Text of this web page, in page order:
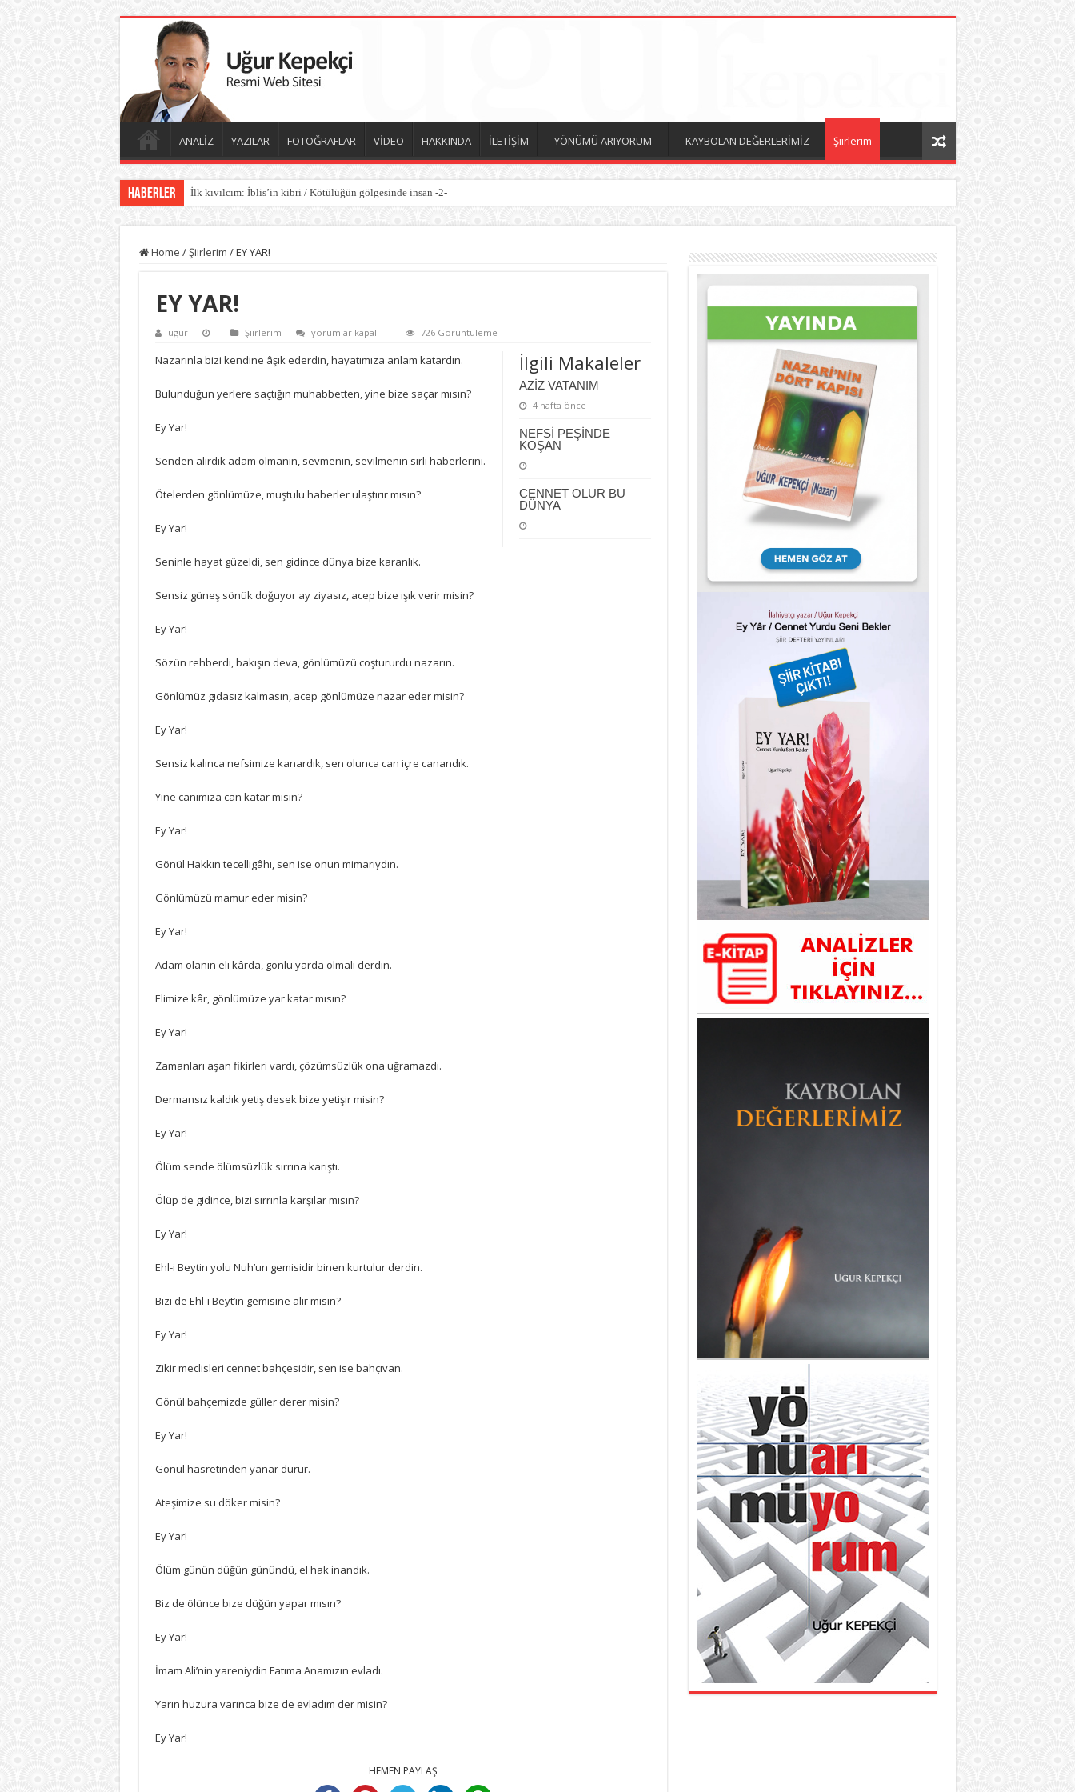
ANALİZ YAZILAR FOTOĞRAFLAR VİDEO HAKKINDA İLETİŞİM – YÖNÜMÜ ARIYORUM – – KAYBOLAN DEĞERLERİMİZ – Şiirlerim
Haberler İlk kıvılcım: İblis’in kibri / Kötülüğün gölgesinde insan -2-
Home /Şiirlerim /EY YAR!
EY YAR!
ugur Şiirlerim
EY
için
yorumlar kapalı 726 Görüntüleme
İlgili Makaleler
AZİZ VATANIM
4 hafta önce
NEFSİ PEŞİNDE
KOŞAN
CENNET OLUR BU
DÜNYA
Nazarınla bizi kendine âşık ederdin, hayatımıza anlam katardın.
Bulunduğun yerlere saçtığın muhabbetten, yine bize saçar mısın?
Ey Yar!
Senden alırdık adam olmanın, sevmenin, sevilmenin sırlı haberlerini.
Ötelerden gönlümüze, muştulu haberler ulaştırır mısın?
Ey Yar!
Seninle hayat güzeldi, sen gidince dünya bize karanlık.
Sensiz güneş sönük doğuyor ay ziyasız, acep bize ışık verir misin?
Ey Yar!
Sözün rehberdi, bakışın deva, gönlümüzü coştururdu nazarın.
Gönlümüz gıdasız kalmasın, acep gönlümüze nazar eder misin?
Ey Yar!
Sensiz kalınca nefsimize kanardık, sen olunca can içre canandık.
Yine canımıza can katar mısın?
Ey Yar!
Gönül Hakkın tecelligâhı, sen ise onun mimarıydın.
Gönlümüzü mamur eder misin?
Ey Yar!
Adam olanın eli kârda, gönlü yarda olmalı derdin.
Elimize kâr, gönlümüze yar katar mısın?
Ey Yar!
Zamanları aşan fikirleri vardı, çözümsüzlük ona uğramazdı.
Dermansız kaldık yetiş desek bize yetişir misin?
Ey Yar!
Ölüm sende ölümsüzlük sırrına karıştı.
Ölüp de gidince, bizi sırrınla karşılar mısın?
Ey Yar!
Ehl-i Beytin yolu Nuh’un gemisidir binen kurtulur derdin.
Bizi de Ehl-i Beyt’in gemisine alır mısın?
Ey Yar!
Zikir meclisleri cennet bahçesidir, sen ise bahçıvan.
Gönül bahçemizde güller derer misin?
Ey Yar!
Gönül hasretinden yanar durur.
Ateşimize su döker misin?
Ey Yar!
Ölüm günün düğün günündü, el hak inandık.
Biz de ölünce bize düğün yapar mısın?
Ey Yar!
İmam Ali’nin yareniydin Fatıma Anamızın evladı.
Yarın huzura varınca bize de evladım der misin?
Ey Yar!
HEMEN PAYLAŞ